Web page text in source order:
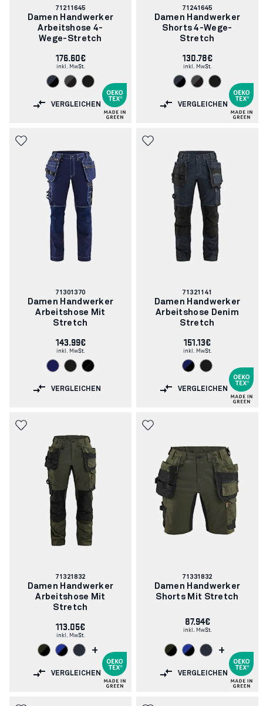
Artikelnummer:
71211645
Damen Handwerker
Arbeitshose 4-
Wege-Stretch
176.60€
inkl. MwSt.
VERGLEICHEN
Artikelnummer:
71241645
Damen Handwerker
Shorts 4-Wege-
Stretch
130.78€
inkl. MwSt.
VERGLEICHEN
Artikelnummer:
71301370
Damen Handwerker
Arbeitshose Mit
Stretch
143.99€
inkl. MwSt.
VERGLEICHEN
Artikelnummer:
71321141
Damen Handwerker
Arbeitshose Denim
Stretch
151.13€
inkl. MwSt.
VERGLEICHEN
Artikelnummer:
71321832
Damen Handwerker
Arbeitshose Mit
Stretch
113.05€
inkl. MwSt.
+
VERGLEICHEN
Artikelnummer:
71331832
Damen Handwerker
Shorts Mit Stretch
87.94€
inkl. MwSt.
+
VERGLEICHEN